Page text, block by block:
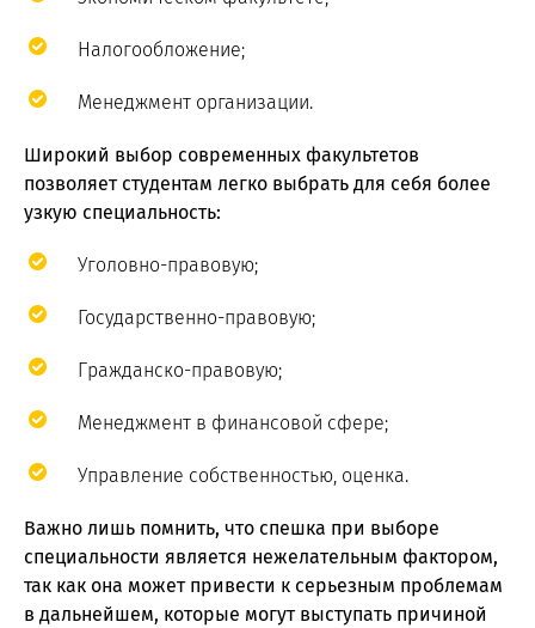
Налогообложение;
Менеджмент организации.
Широкий выбор современных факультетов
позволяет студентам легко выбрать для себя более
узкую специальность:
Уголовно-правовую;
Государственно-правовую;
Гражданско-правовую;
Менеджмент в финансовой сфере;
Управление собственностью, оценка.
Важно лишь помнить, что спешка при выборе
специальности является нежелательным фактором,
так как она может привести к серьезным проблемам
в дальнейшем, которые могут выступать причиной